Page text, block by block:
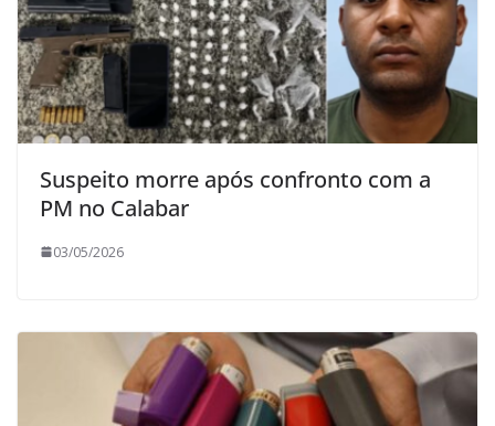
Suspeito morre após confronto com a
PM no Calabar
03/05/2026